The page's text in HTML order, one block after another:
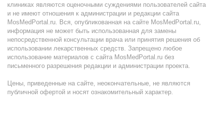
клиниках являются оценочными суждениями пользователей сайта
и не имеют отношения к администрации и редакции сайта
MosMedPortal.ru. Вся, опубликованная на сайте MosMedPortal.ru,
информация не может быть использованная для замены
непосредственной консультации врача или принятия решения об
использовании лекарственных средств. Запрещено любое
использование материалов с сайта MosMedPortal.ru без
письменного разрешения редакции и администрации проекта.
Цены, приведенные на сайте, неокончательные, не являются
публичной офертой и носят ознакомительный характер.